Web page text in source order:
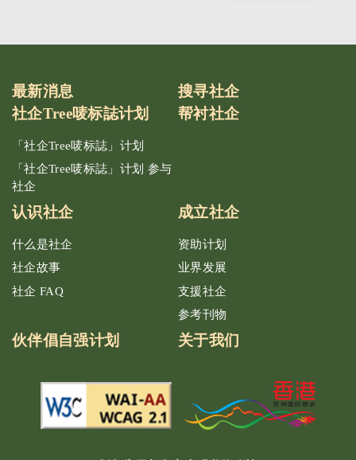
最新消息
搜寻社企
社企Tree唛标誌计划
「社企Tree唛标誌」计划
「社企Tree唛标誌」计划 参与
社企
帮衬社企
认识社企
什么是社企
社企故事
社企 FAQ
成立社企
资助计划
业界发展
支援社企
参考刊物
伙伴倡自强计划 关于我们